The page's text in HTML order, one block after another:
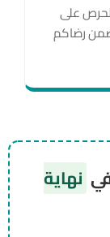
على
رضاكم
نهاية